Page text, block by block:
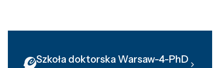
Szkoła doktorska Warsaw-4-PhD